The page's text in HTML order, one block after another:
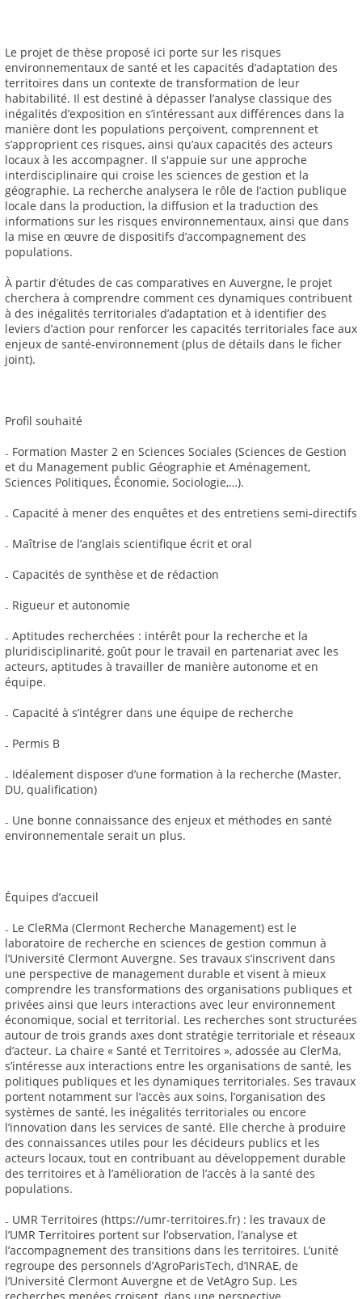
Le projet de thèse proposé ici porte sur les risques
environnementaux de santé et les capacités d’adaptation des
territoires dans un contexte de transformation de leur
habitabilité. Il est destiné à dépasser l’analyse classique des
inégalités d’exposition en s’intéressant aux différences dans la
manière dont les populations perçoivent, comprennent et
s’approprient ces risques, ainsi qu’aux capacités des acteurs
locaux à les accompagner. Il s'appuie sur une approche
interdisciplinaire qui croise les sciences de gestion et la
géographie. La recherche analysera le rôle de l’action publique
locale dans la production, la diffusion et la traduction des
informations sur les risques environnementaux, ainsi que dans
la mise en œuvre de dispositifs d’accompagnement des
populations.
À partir d’études de cas comparatives en Auvergne, le projet
cherchera à comprendre comment ces dynamiques contribuent
à des inégalités territoriales d’adaptation et à identifier des
leviers d’action pour renforcer les capacités territoriales face aux
enjeux de santé-environnement (plus de détails dans le ficher
joint).
Profil souhaité
₋ Formation Master 2 en Sciences Sociales (Sciences de Gestion
et du Management public Géographie et Aménagement,
Sciences Politiques, Économie, Sociologie,…).
₋ Capacité à mener des enquêtes et des entretiens semi-directifs
₋ Maîtrise de l’anglais scientifique écrit et oral
₋ Capacités de synthèse et de rédaction
₋ Rigueur et autonomie
₋ Aptitudes recherchées : intérêt pour la recherche et la
pluridisciplinarité, goût pour le travail en partenariat avec les
acteurs, aptitudes à travailler de manière autonome et en
équipe.
₋ Capacité à s’intégrer dans une équipe de recherche
₋ Permis B
₋ Idéalement disposer d’une formation à la recherche (Master,
DU, qualification)
₋ Une bonne connaissance des enjeux et méthodes en santé
environnementale serait un plus.
Équipes d’accueil
₋ Le CleRMa (Clermont Recherche Management) est le
laboratoire de recherche en sciences de gestion commun à
l’Université Clermont Auvergne. Ses travaux s’inscrivent dans
une perspective de management durable et visent à mieux
comprendre les transformations des organisations publiques et
privées ainsi que leurs interactions avec leur environnement
économique, social et territorial. Les recherches sont structurées
autour de trois grands axes dont stratégie territoriale et réseaux
d’acteur. La chaire « Santé et Territoires », adossée au ClerMa,
s’intéresse aux interactions entre les organisations de santé, les
politiques publiques et les dynamiques territoriales. Ses travaux
portent notamment sur l’accès aux soins, l’organisation des
systèmes de santé, les inégalités territoriales ou encore
l’innovation dans les services de santé. Elle cherche à produire
des connaissances utiles pour les décideurs publics et les
acteurs locaux, tout en contribuant au développement durable
des territoires et à l’amélioration de l’accès à la santé des
populations.
₋ UMR Territoires (https://umr-territoires.fr) : les travaux de
l’UMR Territoires portent sur l’observation, l’analyse et
l’accompagnement des transitions dans les territoires. L’unité
regroupe des personnels d’AgroParisTech, d’INRAE, de
l’Université Clermont Auvergne et de VetAgro Sup. Les